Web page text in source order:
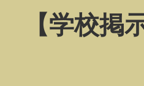
【学校掲